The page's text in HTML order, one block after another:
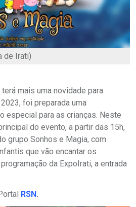
de Irati)
mais uma novidade para
foi preparada uma
especial para as crianças. Neste
do evento, a partir das 15h,
grupo Sonhos e Magia, com
que vão encantar os
da ExpoIrati, a entrada
RSN.